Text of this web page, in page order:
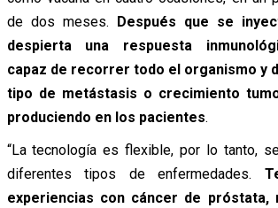
de dos meses. Después que se
despierta una respuesta
capaz de recorrer todo el organismo y
tipo de metástasis o crecimiento
produciendo en los pacientes.
“La tecnología es flexible, por lo tanto,
diferentes tipos de enfermedades.
experiencias con cáncer de próstata,